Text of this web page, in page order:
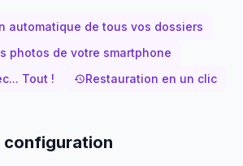
automatique de tous vos dossiers
photos de votre smartphone
Tout ! historyRestauration en un clic
configuration